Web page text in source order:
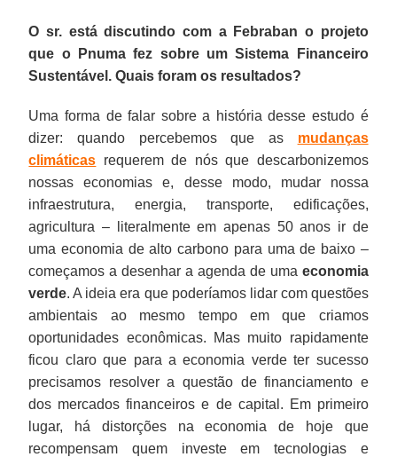
O sr. está discutindo com a Febraban o projeto
que o Pnuma fez sobre um Sistema Financeiro
Sustentável. Quais foram os resultados?
Uma forma de falar sobre a história desse estudo é
dizer: quando percebemos que as mudanças
climáticas requerem de nós que descarbonizemos
nossas economias e, desse modo, mudar nossa
infraestrutura, energia, transporte, edificações,
agricultura – literalmente em apenas 50 anos ir de
uma economia de alto carbono para uma de baixo –
começamos a desenhar a agenda de uma economia
verde. A ideia era que poderíamos lidar com questões
ambientais ao mesmo tempo em que criamos
oportunidades econômicas. Mas muito rapidamente
ficou claro que para a economia verde ter sucesso
precisamos resolver a questão de financiamento e
dos mercados financeiros e de capital. Em primeiro
lugar, há distorções na economia de hoje que
recompensam quem investe em tecnologias e